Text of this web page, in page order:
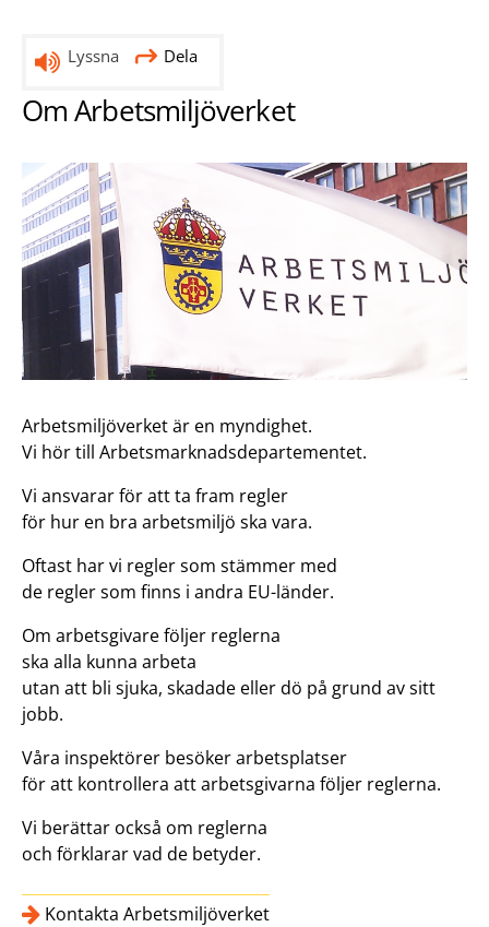
Lyssna Dela
Om Arbetsmiljöverket
Arbetsmiljöverket är en myndighet.
Vi hör till Arbetsmarknadsdepartementet.
Vi ansvarar för att ta fram regler
för hur en bra arbetsmiljö ska vara.
Oftast har vi regler som stämmer med
de regler som finns i andra EU-länder.
Om arbetsgivare följer reglerna
ska alla kunna arbeta
utan att bli sjuka, skadade eller dö på grund av sitt
jobb.
Våra inspektörer besöker arbetsplatser
för att kontrollera att arbetsgivarna följer reglerna.
Vi berättar också om reglerna
och förklarar vad de betyder.
Kontakta Arbetsmiljöverket